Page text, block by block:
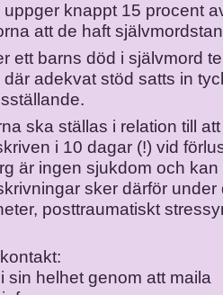
knappt 15 procent
att de haft
ett barns död i självmord
adekvat stöd satts in
ska ställas i relation till
i 10 dagar (!) vid
är ingen sjukdom och kan
sker därför
posttraumatiskt
sin helhet genom att maila